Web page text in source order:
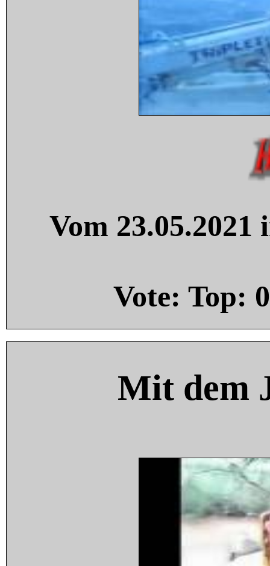
Vom
Vote: Top: 0
Mit dem